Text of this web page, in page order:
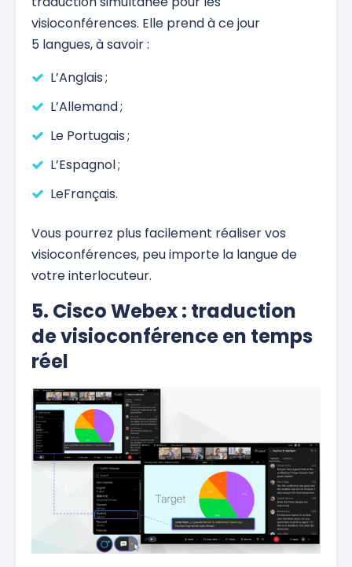
visioconférences. Elle prend à ce jour
5 langues, à savoir :
L’Anglais ;
L’Allemand ;
Le Portugais ;
L’Espagnol ;
LeFrançais.
Vous pourrez plus facilement réaliser vos
visioconférences, peu importe la langue de
votre interlocuteur.
5. Cisco Webex : traduction
de visioconférence en temps
réel